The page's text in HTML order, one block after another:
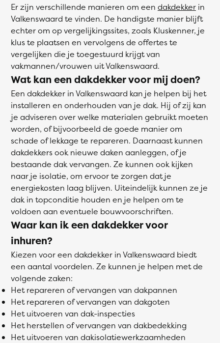
Er zijn verschillende manieren om een dakdekker in
Valkenswaard te vinden. De handigste manier blijft
echter om op vergelijkingssites, zoals Kluskenner, je
klus te plaatsen en vervolgens de offertes te
vergelijken die je toegestuurd krijgt van
vakmannen/vrouwen uit Valkenswaard.
Wat kan een dakdekker voor mij doen?
Een dakdekker in Valkenswaard kan je helpen bij het
installeren en onderhouden van je dak. Hij of zij kan
je adviseren over welke materialen gebruikt moeten
worden, of bijvoorbeeld de goede manier om
schade of lekkage te repareren. Daarnaast kunnen
dakdekkers ook nieuwe daken aanleggen, of je
bestaande dak vervangen. Ze kunnen ook kijken
naar je isolatie, om ervoor te zorgen dat je
energiekosten laag blijven. Uiteindelijk kunnen ze je
dak in topconditie houden en je helpen om te
voldoen aan eventuele bouwvoorschriften.
Waar kan ik een dakdekker voor
inhuren?
Kiezen voor een dakdekker in Valkenswaard biedt
een aantal voordelen. Ze kunnen je helpen met de
volgende zaken:
Het repareren of vervangen van dakpannen
Het repareren of vervangen van dakgoten
Het uitvoeren van dak-inspecties
Het herstellen of vervangen van dakbedekking
Het uitvoeren van dakisolatiewerkzaamheden